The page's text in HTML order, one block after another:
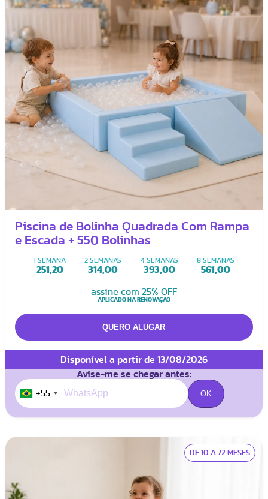
Piscina de Bolinha Quadrada Com Rampa
e Escada + 550 Bolinhas
1 SEMANA
251,20
2 SEMANAS
314,00
4 SEMANAS
393,00
8 SEMANAS
561,00
assine com 25% OFF
APLICADO NA RENOVAÇÃO
Disponível a partir de 13/08/2026
Avise-me se chegar antes:
+55
DE 10 A 72 MESES